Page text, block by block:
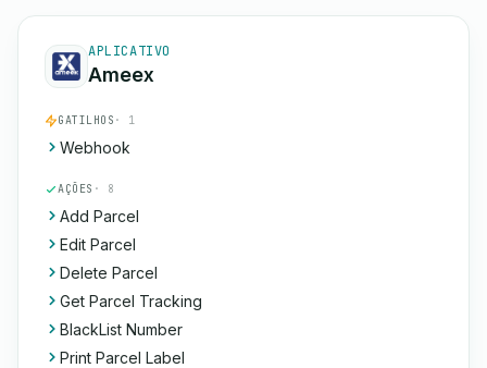
APLICATIVO
Ameex
GATILHOS · 1
Webhook
AÇÕES · 8
Add Parcel
Edit Parcel
Delete Parcel
Get Parcel Tracking
BlackList Number
Print Parcel Label